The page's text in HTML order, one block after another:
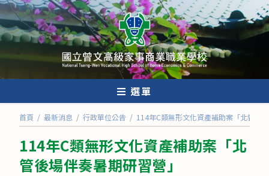
跳
轉
至
內
選單
首頁 / 最新消息 / 行政單位公告 / 114年C類無形文化資產補助案「北管後
114年C類無形文化資產補助案「北
管後場伴奏暑期研習營」